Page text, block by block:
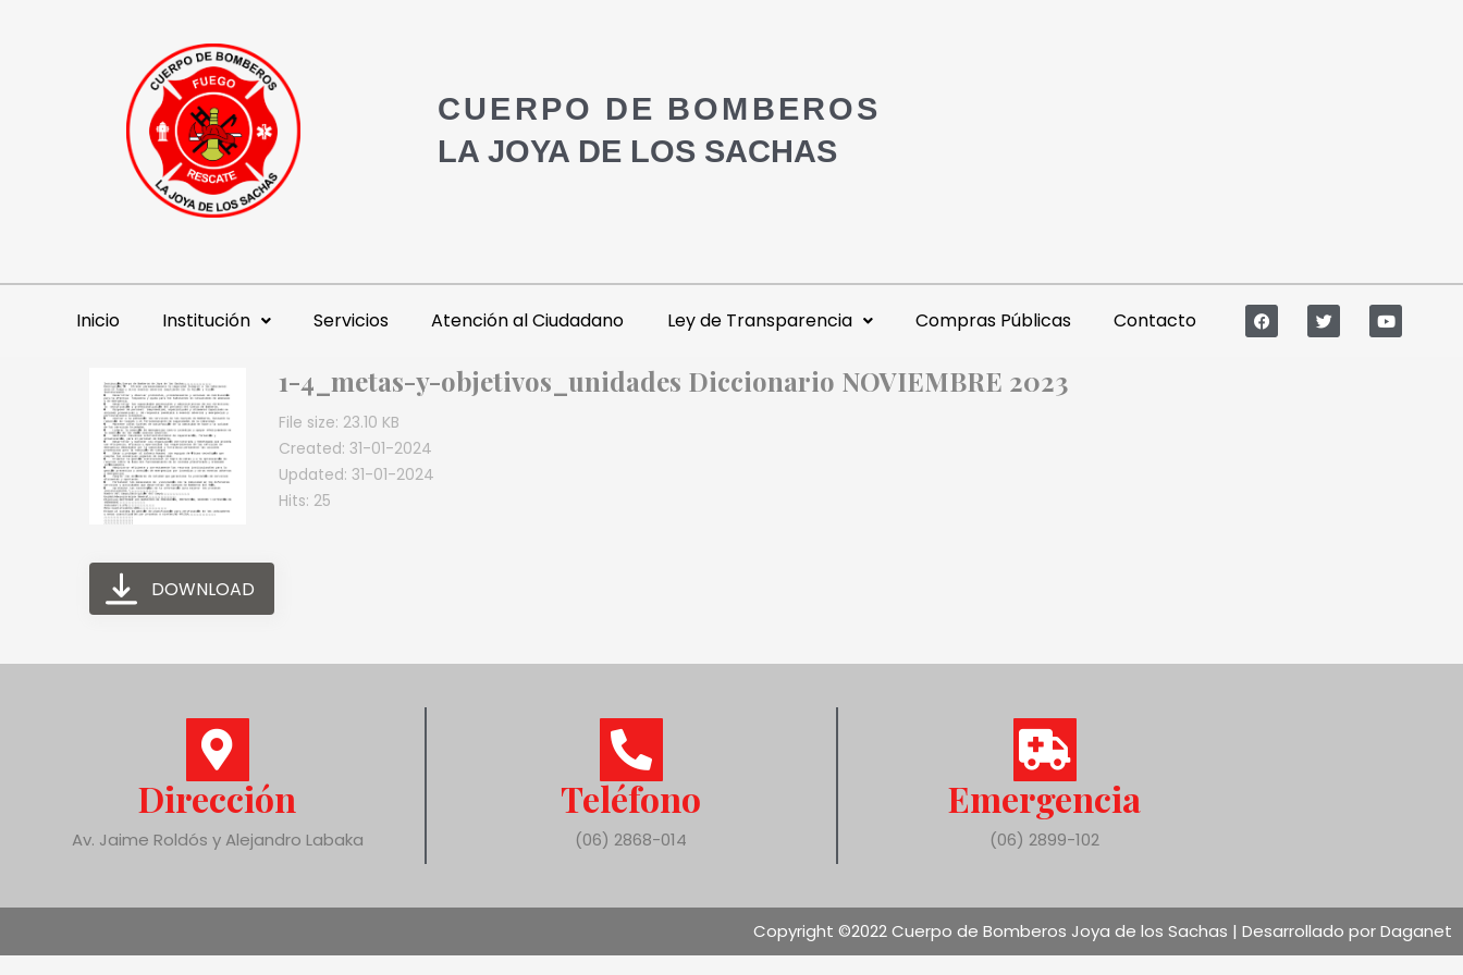
CUERPO DE BOMBEROS
LA JOYA DE LOS SACHAS
Inicio Institución Servicios Atención al Ciudadano Ley de Transparencia Compras Públicas Contacto
1-4_metas-y-objetivos_unidades Diccionario NOVIEMBRE 2023
File size: 23.10 KB
Created: 31-01-2024
Updated: 31-01-2024
Hits: 25
DOWNLOAD
Dirección
Av. Jaime Roldós y Alejandro Labaka
Teléfono
(06) 2868-014
Emergencia
(06) 2899-102
Copyright ©2022 Cuerpo de Bomberos Joya de los Sachas | Desarrollado por Daganet